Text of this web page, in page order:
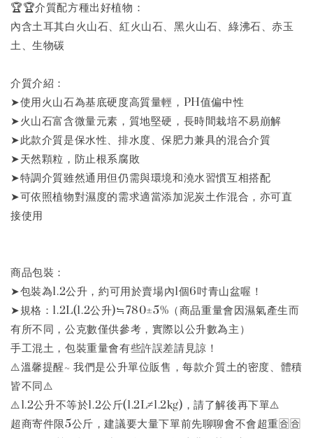
🏆️🏆️介質配方種出好植物：
內含土耳其白火山石、紅火山石、黑火山石、綠沸石、赤玉
土、生物碳
介質介紹：
➤使用火山石為基底硬度高質量輕，PH值偏中性
➤火山石富含微量元素，質地堅硬，長時間栽培不易崩解
➤此款介質是保水性、排水度、保肥力兼具的混合介質
➤天然顆粒，防止根系腐敗
➤特調介質雖然通用但仍需與環境和澆水習慣互相搭配
➤可依照植物對濕度的需求適當添加泥炭土作混合，亦可直
接使用
商品包裝：
➤包裝為1.2公升，約可用於賣場內1個6吋青山盆喔！
➤規格：1.2L(1.2公升)≒780±5%（商品重量會因濕氣產生而
有所不同，公克數僅供參考，實際以公升數為主）
手工混土，包裝重量會有些許誤差請見諒！
⚠️溫馨提醒~ 我們是公升單位販售，每款介質土的密度、體積
皆不同⚠️
⚠️1.2公升不等於1.2公斤(1.2L≠1.2kg)，請了解後再下單⚠️
超商寄件限5公斤，建議要大量下單前先聊聊會不會超重🈴🈴